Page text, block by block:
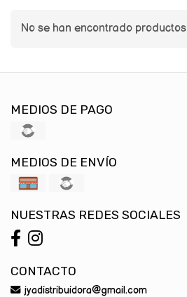
No se han encontrado productos
MEDIOS DE PAGO
MEDIOS DE ENVÍO
NUESTRAS REDES SOCIALES
CONTACTO
jyadistribuidora@gmail.com